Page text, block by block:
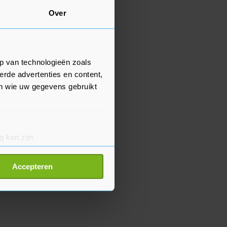
Over
van technologieën zoals
advertenties en content,
wie uw gegevens gebruikt
kan zijn
detailgedeelte
Accepteren